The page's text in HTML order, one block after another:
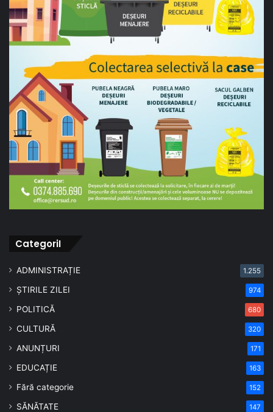
CategoriI
ADMINISTRAȚIE 1.255
ȘTIRILE ZILEI 974
POLITICĂ 680
CULTURĂ 320
ANUNȚURI 171
EDUCAȚIE 163
Fără categorie 152
SĂNĂTATE 147